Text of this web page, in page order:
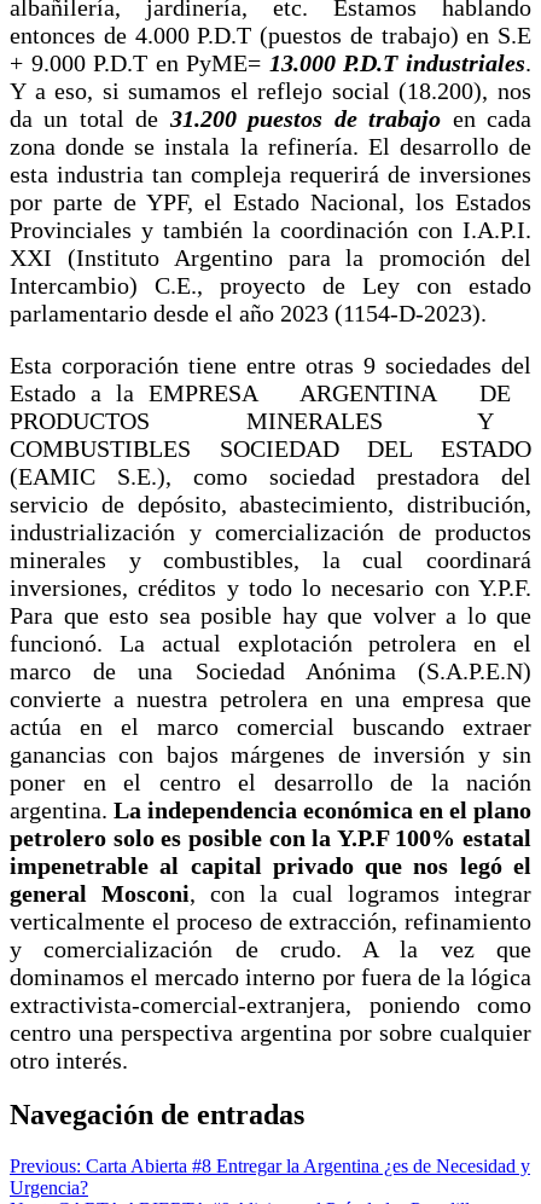
albañilería, jardinería, etc. Estamos hablando
entonces de 4.000 P.D.T (puestos de trabajo) en S.E
+ 9.000 P.D.T en PyME= 13.000 P.D.T industriales.
Y a eso, si sumamos el reflejo social (18.200), nos
da un total de 31.200 puestos de trabajo en cada
zona donde se instala la refinería. El desarrollo de
esta industria tan compleja requerirá de inversiones
por parte de YPF, el Estado Nacional, los Estados
Provinciales y también la coordinación con I.A.P.I.
XXI (Instituto Argentino para la promoción del
Intercambio) C.E., proyecto de Ley con estado
parlamentario desde el año 2023 (1154-D-2023).
Esta corporación tiene entre otras 9 sociedades del
Estado a la EMPRESA ARGENTINA DE
PRODUCTOS MINERALES Y
COMBUSTIBLES SOCIEDAD DEL ESTADO
(EAMIC S.E.), como sociedad prestadora del
servicio de depósito, abastecimiento, distribución,
industrialización y comercialización de productos
minerales y combustibles, la cual coordinará
inversiones, créditos y todo lo necesario con Y.P.F.
Para que esto sea posible hay que volver a lo que
funcionó. La actual explotación petrolera en el
marco de una Sociedad Anónima (S.A.P.E.N)
convierte a nuestra petrolera en una empresa que
actúa en el marco comercial buscando extraer
ganancias con bajos márgenes de inversión y sin
poner en el centro el desarrollo de la nación
argentina. La independencia económica en el plano
petrolero solo es posible con la Y.P.F 100% estatal
impenetrable al capital privado que nos legó el
general Mosconi, con la cual logramos integrar
verticalmente el proceso de extracción, refinamiento
y comercialización de crudo. A la vez que
dominamos el mercado interno por fuera de la lógica
extractivista-comercial-extranjera, poniendo como
centro una perspectiva argentina por sobre cualquier
otro interés.
Navegación de entradas
Previous: Carta Abierta #8 Entregar la Argentina ¿es de Necesidad y
Urgencia?